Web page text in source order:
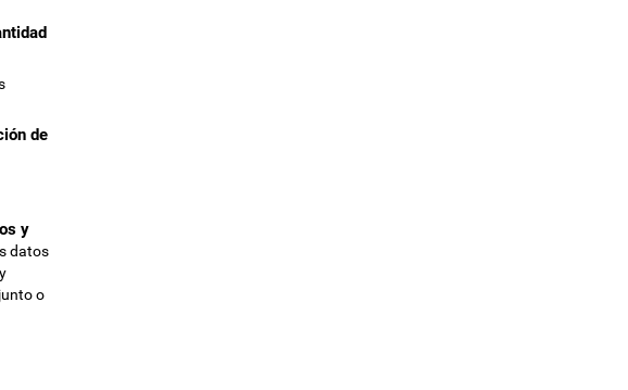
de
y
datos
o